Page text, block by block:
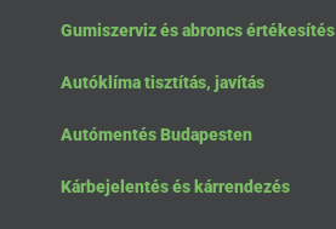
Gumiszerviz és abroncs értékesítés
Autóklíma tisztítás, javítás
Autómentés Budapesten
Kárbejelentés és kárrendezés